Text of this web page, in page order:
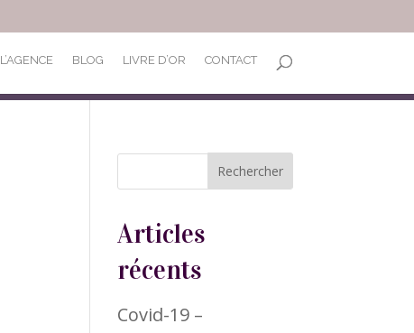
L’AGENCE BLOG LIVRE D’OR CONTACT
Articles
récents
Covid-19 –